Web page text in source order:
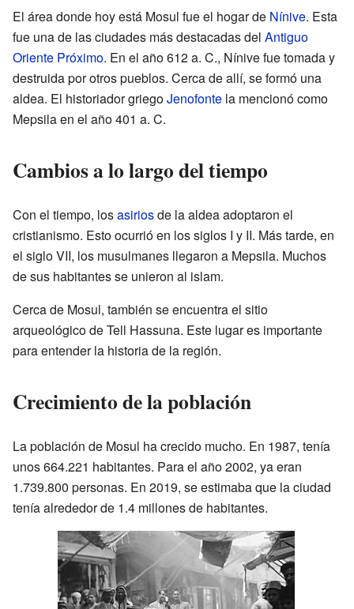
El área donde hoy está Mosul fue el hogar de Nínive. Esta
fue una de las ciudades más destacadas del Antiguo
Oriente Próximo. En el año 612 a. C., Nínive fue tomada y
destruida por otros pueblos. Cerca de allí, se formó una
aldea. El historiador griegoJenofonte la mencionó como
Mepsila en el año 401 a. C.
Cambios a lo largo del tiempo
Con el tiempo, losasiriosde la aldea adoptaron el
cristianismo. Esto ocurrió en los siglos I y II. Más tarde, en
el siglo VII, los musulmanes llegaron a Mepsila. Muchos
de sus habitantes se unieron al islam.
Cerca de Mosul, también se encuentra el sitio
arqueológico de Tell Hassuna. Este lugar es importante
para entender la historia de la región.
Crecimiento de la población
La población de Mosul ha crecido mucho. En 1987, tenía
unos 664.221 habitantes. Para el año 2002, ya eran
1.739.800 personas. En 2019, se estimaba que la ciudad
tenía alrededor de 1.4 millones de habitantes.